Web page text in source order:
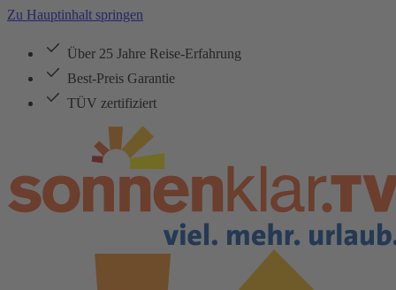
Zu Hauptinhalt springen
Über 25 Jahre Reise-Erfahrung
Best-Preis Garantie
TÜV zertifiziert